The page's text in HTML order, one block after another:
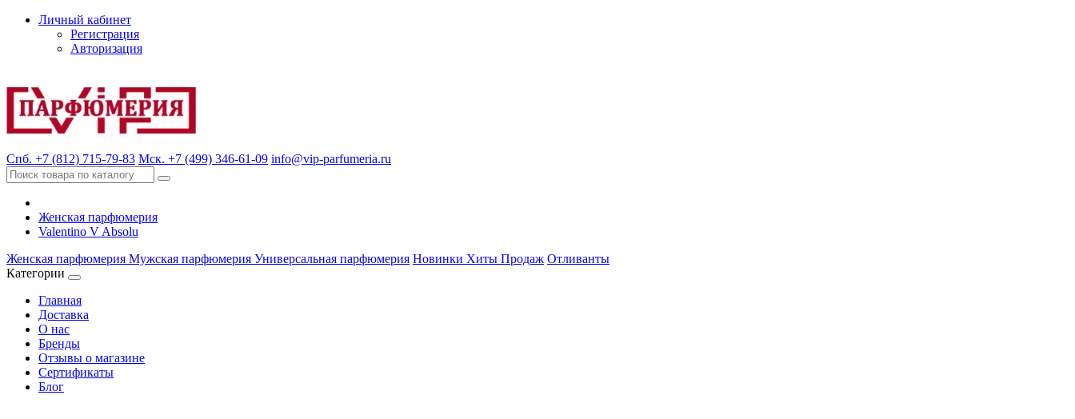
Личный кабинет
Регистрация
Авторизация
Спб. +7 (812) 715-79-83 Мск. +7 (499) 346-61-09 info@vip-parfumeria.ru
Женская парфюмерия
Valentino V Absolu
Женская парфюмерия Мужская парфюмерия Универсальная парфюмерия Новинки Хиты Продаж Отливанты
Категории
Главная
Доставка
О нас
Бренды
Отзывы о магазине
Сертификаты
Блог